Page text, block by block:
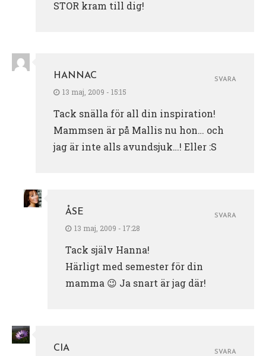
STOR kram till dig!
HANNAC
13 maj, 2009 - 15:15
Tack snälla för all din inspiration!
Mammsen är på Mallis nu hon… och
jag är inte alls avundsjuk…! Eller :S
SVARA
ÅSE
13 maj, 2009 - 17:28
Tack själv Hanna!
Härligt med semester för din
mamma 😉 Ja snart är jag där!
SVARA
CIA
SVARA